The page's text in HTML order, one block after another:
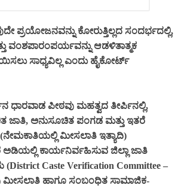
ಪ್ರಯೋಜನವನ್ನು ಕೋರುತ್ತಿಲ್ಲದ ಸಂದರ್ಭದಲ್ಲಿ,
ವಂಶಪಾರಂಪರ್ಯವನ್ನು ಆಡಳಿತಾತ್ಮಕ
ಸಾಧ್ಯವಿಲ್ಲ ಎಂದು ಹೈಕೋರ್ಟ್
ಧಾರವಾಡ ಪೀಠವು ಮಹತ್ವದ ತೀರ್ಪಿನಲ್ಲಿ,
ಜಾತಿ, ಅನುಸೂಚಿತ ಪಂಗಡ ಮತ್ತು ಇತರೆ
ಮೀಸಲಾತಿ ಇತ್ಯಾದಿ)
ಕಾರ್ಯನಿರ್ವಹಿಸುವ ಜಿಲ್ಲಾ ಜಾತಿ
Caste Verification Committee –
ಮೀಸಲಾತಿ ಹಾಗೂ ಸಂಬಂಧಿತ ಸಾಮಾಜಿಕ-